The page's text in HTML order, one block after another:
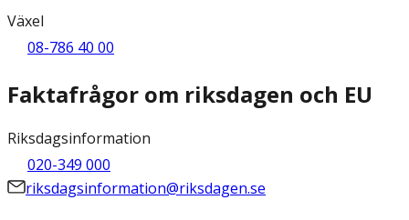
Växel
08-786 40 00
Faktafrågor om riksdagen och EU
Riksdagsinformation
020-349 000
riksdagsinformation@riksdagen.se